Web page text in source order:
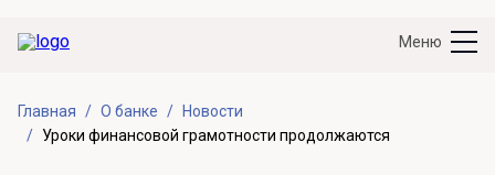
Меню
Главная О банке
Новости
Уроки финансовой грамотности продолжаются